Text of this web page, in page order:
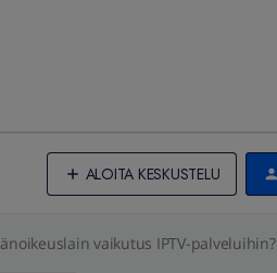
ALOITA KESKUSTELU
vaikutus IPTV-palveluihin?